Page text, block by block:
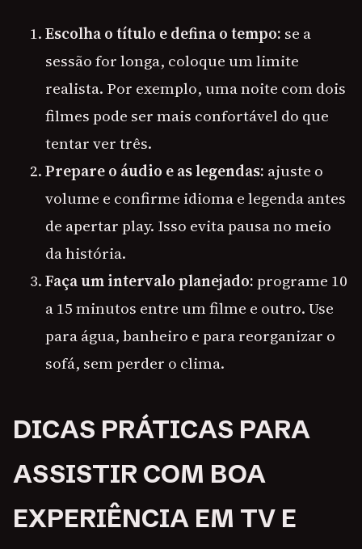
Escolha o título e defina o tempo: se a
sessão for longa, coloque um limite
realista. Por exemplo, uma noite com dois
filmes pode ser mais confortável do que
tentar ver três.
Prepare o áudio e as legendas: ajuste o
volume e confirme idioma e legenda antes
de apertar play. Isso evita pausa no meio
da história.
Faça um intervalo planejado:programe 10
a 15 minutos entre um filme e outro. Use
para água, banheiro e para reorganizar o
sofá, sem perder o clima.
DICAS PRÁTICAS PARA
ASSISTIR COM BOA
EXPERIÊNCIA EM TV E